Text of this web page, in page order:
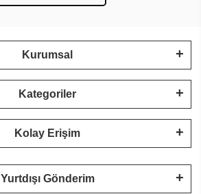
Kurumsal
Kategoriler
Kolay Erişim
Yurtdışı Gönderim